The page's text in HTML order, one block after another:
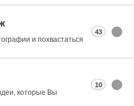
и похвастаться
43
которые Вы
10